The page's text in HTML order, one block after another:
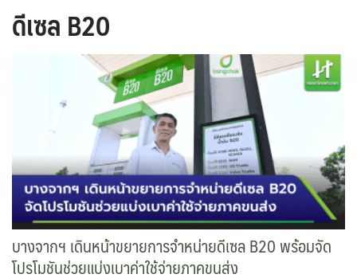
ดีเซล B20
บางจากฯ เดินหน้าขยายการจำหน่ายดีเซล B20 พร้อมจัด
โปรโมชันช่วยแบ่งเบาค่าใช้จ่ายภาคขนส่ง